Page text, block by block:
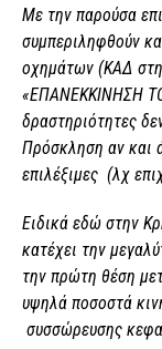
Με την παρούσα
συμπεριληφθούν
οχημάτων (ΚΑΔ
«ΕΠΑΝΕΚΚΙΝΗΣΗ
δραστηριότητες
Πρόσκληση αν και
επιλέξιμες (λχ
Ειδικά εδώ στην
κατέχει την
την πρώτη θέση
υψηλά ποσοστά
συσσώρευσης